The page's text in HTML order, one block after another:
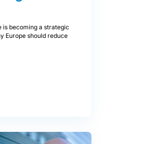
is becoming a strategic
Europe should reduce